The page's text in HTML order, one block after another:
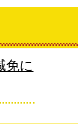
免に